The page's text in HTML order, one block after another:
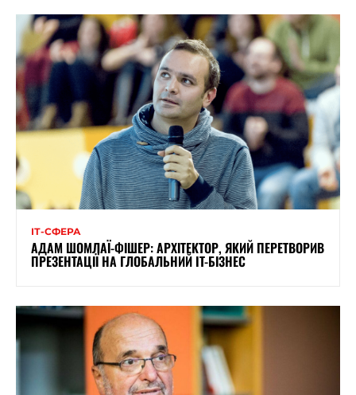
ІТ-СФЕРА
АДАМ ШОМЛАЇ-ФІШЕР: АРХІТЕКТОР, ЯКИЙ ПЕРЕТВОРИВ
ПРЕЗЕНТАЦІЇ НА ГЛОБАЛЬНИЙ IT-БІЗНЕС